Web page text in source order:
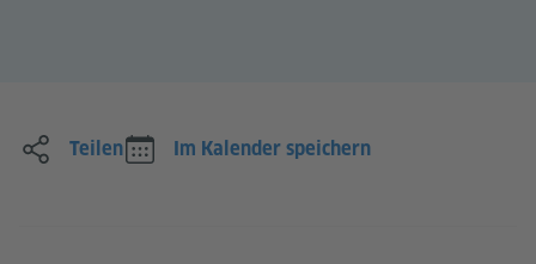
Teilen Im Kalender speichern